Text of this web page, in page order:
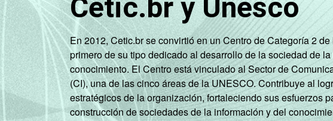
Artes, cultura,
esporte e
recreação,
outras
atividades de
serviços
68 88
Cetic.br y Unesco
En 2012, Cetic.br se convirtió en un Centro de Categoría 2
primero de su tipo dedicado al desarrollo de la sociedad de
conocimiento. El Centro está vinculado al Sector de
(CI), una de las cinco áreas de la UNESCO. Contribuye al
estratégicos de la organización, fortaleciendo sus esfuerzos
construcción de sociedades de la información y del